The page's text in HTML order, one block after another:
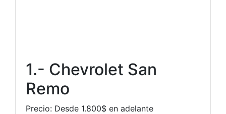
1.- Chevrolet San
Remo
Precio: Desde 1.800$ en adelante